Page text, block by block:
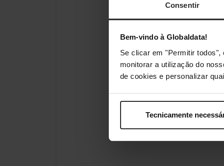
Consentir
Bem-vindo à Globaldata!
Se clicar em "Permitir
monitorar a utilização do
de cookies e personalizar
Tecnicamente